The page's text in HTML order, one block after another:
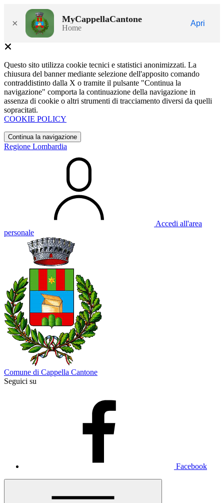
× MyCappellaCantone
Home
Apri
Questo sito utilizza cookie tecnici e statistici anonimizzati. La
chiusura del banner mediante selezione dell'apposito comando
contraddistinto dalla X o tramite il pulsante "Continua la
navigazione" comporta la continuazione della navigazione in
assenza di cookie o altri strumenti di tracciamento diversi da quelli
sopracitati.
COOKIE POLICY
Continua la navigazione
Regione Lombardia
Accedi all'area
personale
Comune di Cappella Cantone
Seguici su
Facebook